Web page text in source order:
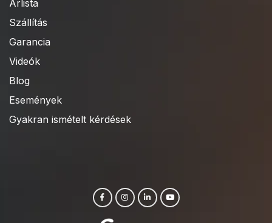
Árlista
Szállítás
Garancia
Videók
Blog
Események
Gyakran ismételt kérdések